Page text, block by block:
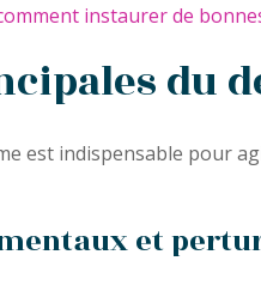
instaurer de
du
est indispensable pour
et